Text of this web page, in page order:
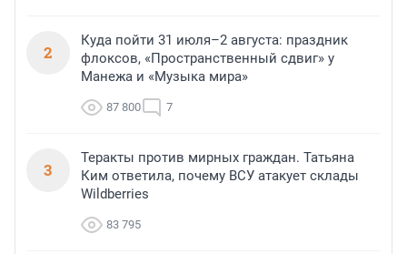
2
Куда пойти 31 июля–2 августа: праздник
флоксов, «Пространственный сдвиг» у
Манежа и «Музыка мира»
87 800 7
3
Теракты против мирных граждан. Татьяна
Ким ответила, почему ВСУ атакует склады
Wildberries
83 795